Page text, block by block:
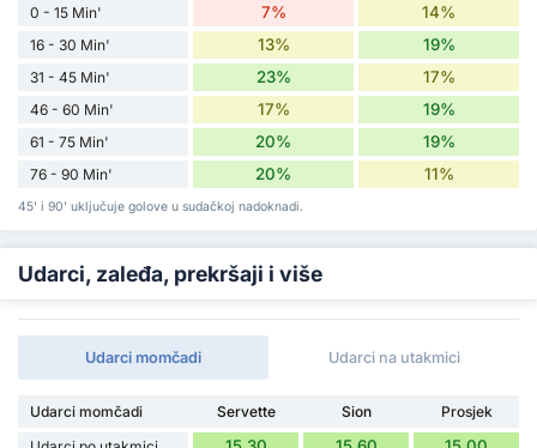
0 - 15 Min'
7% 14%
16 - 30 Min' 13% 19%
31 - 45 Min' 23% 17%
46 - 60 Min' 17% 19%
61 - 75 Min' 20% 19%
76 - 90 Min' 20% 11%
45' i 90' uključuje golove u sudačkoj nadoknadi.
Udarci, zaleđa, prekršaji i više
Udarci momčadi Udarci na utakmici
Udarci momčadi Servette Sion
Prosjek